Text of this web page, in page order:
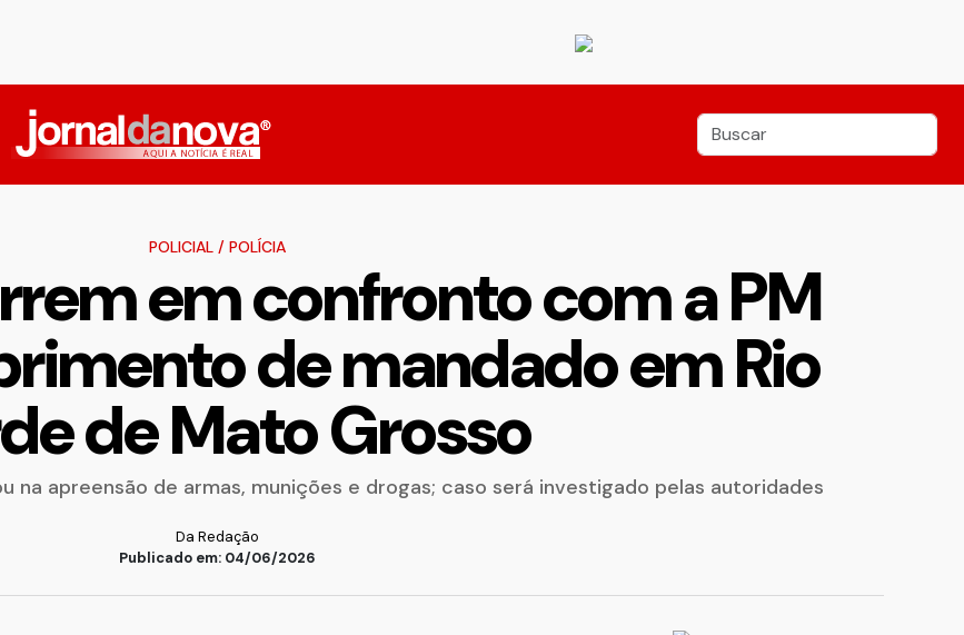
POLICIAL/ POLÍCIA
em confronto com a PM
de mandado em Rio
de Mato Grosso
na apreensão de armas, munições e drogas; caso será investigado pelas autoridades
Da Redação
Publicado em: 04/06/2026